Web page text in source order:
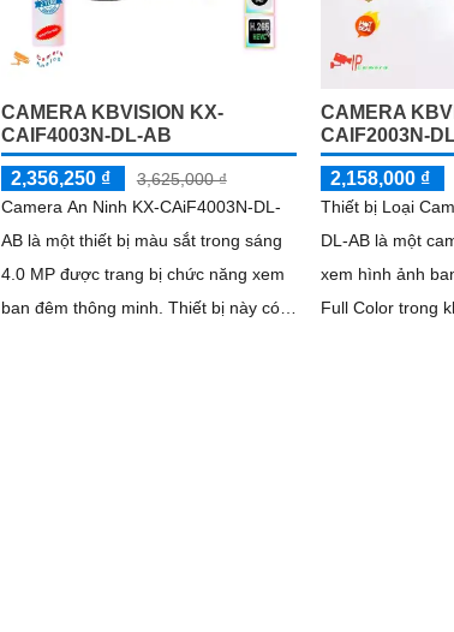
CAMERA KBVISION KX-
CAIF4003N-DL-AB
2,356,250 ₫
3,625,000 ₫
Camera An Ninh KX-CAiF4003N-DL-
AB là một thiết bị màu sắt trong sáng
4.0 MP được trang bị chức năng xem
ban đêm thông minh. Thiết bị này có
CAMERA
CAIF2003N-
2,158,000 ₫
Thiết bị Loại
DL-AB là một
xem hình ảnh
Full Color trong